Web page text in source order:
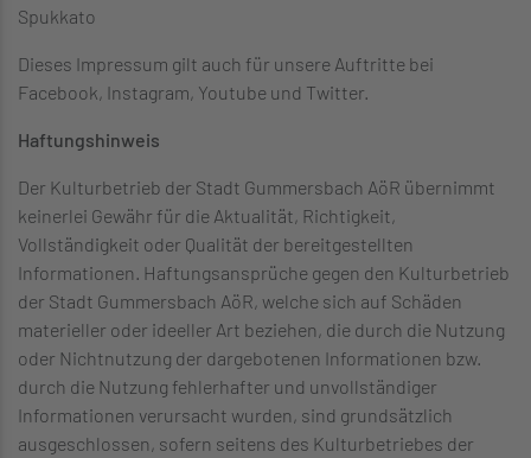
Spukkato
Dieses Impressum gilt auch für unsere Auftritte bei
Facebook, Instagram, Youtube und Twitter.
Haftungshinweis
Der Kulturbetrieb der Stadt Gummersbach AöR übernimmt
keinerlei Gewähr für die Aktualität, Richtigkeit,
Vollständigkeit oder Qualität der bereitgestellten
Informationen. Haftungsansprüche gegen den Kulturbetrieb
der Stadt Gummersbach AöR, welche sich auf Schäden
materieller oder ideeller Art beziehen, die durch die Nutzung
oder Nichtnutzung der dargebotenen Informationen bzw.
durch die Nutzung fehlerhafter und unvollständiger
Informationen verursacht wurden, sind grundsätzlich
ausgeschlossen, sofern seitens des Kulturbetriebes der